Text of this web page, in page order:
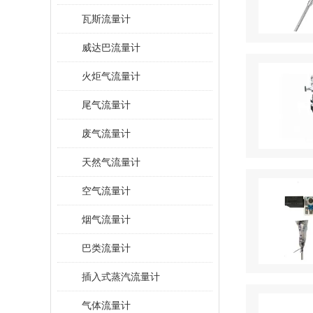
瓦斯流量计
威达巴流量计
火炬气流量计
尾气流量计
废气流量计
天然气流量计
空气流量计
烟气流量计
巴类流量计
插入式蒸汽流量计
气体流量计